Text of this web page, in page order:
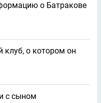
о Батракове
клуб, о котором он
с сыном